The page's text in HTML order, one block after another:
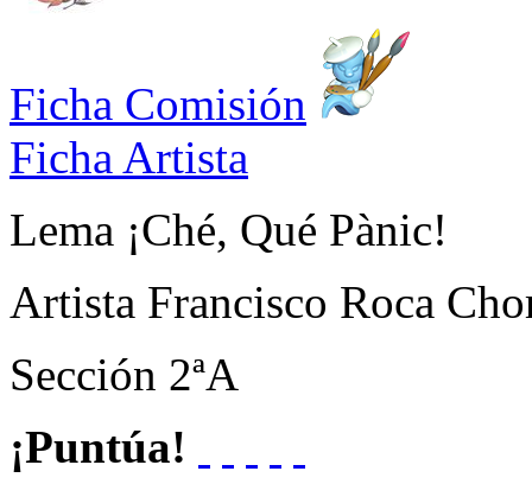
Ficha Comisión
Ficha Artista
Lema ¡Ché, Qué Pànic!
Artista Francisco Roca
Sección 2ªA
¡Puntúa!